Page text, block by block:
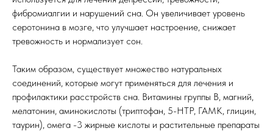
фибромиалгии и нарушений сна. Он увеличивает уровень
серотонина в мозге, что улучшает настроение, снижает
тревожность и нормализует сон.
Таким образом, существует множество натуральных
соединений, которые могут применяться для лечения и
профилактики расстройств сна. Витамины группы B, магний,
мелатонин, аминокислоты (триптофан, 5-HTP, ГАМК, глицин,
таурин), омега -3 жирные кислоты и растительные препараты